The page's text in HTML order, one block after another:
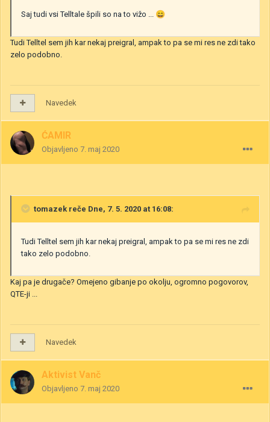
Saj tudi vsi Telltale špili so na to vižo ... 😄
Tudi Telltel sem jih kar nekaj preigral, ampak to pa se mi res ne zdi tako
zelo podobno.
Navedek
ĆAMIR
Objavljeno 7. maj 2020
tomazek reče Dne, 7. 5. 2020 at 16:08:
Tudi Telltel sem jih kar nekaj preigral, ampak to pa se mi res ne zdi
tako zelo podobno.
Kaj pa je drugače? Omejeno gibanje po okolju, ogromno pogovorov,
QTE-ji ...
Navedek
Aktivist Vanč
Objavljeno 7. maj 2020